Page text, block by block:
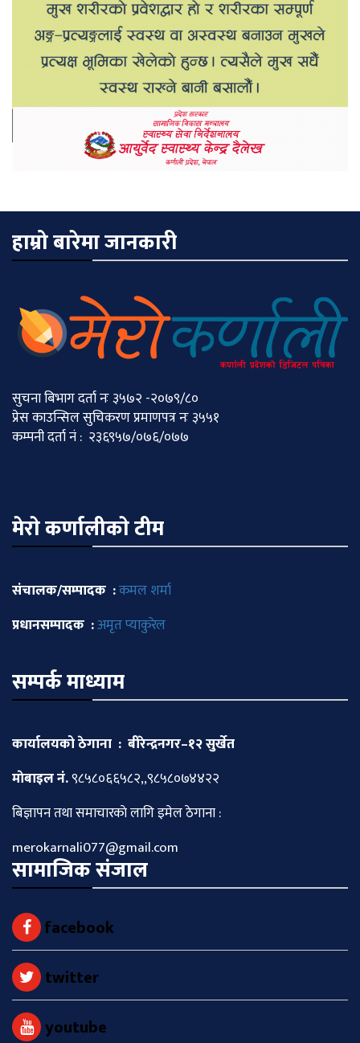
हाम्रो बारेमा जानकारी
सुचना बिभाग दर्ता नः ३५७२ -२०७९/८०
प्रेस काउन्सिल सुचिकरण प्रमाणपत्र नः ३५५१
कम्पनी दर्ता नं : २३६९५७/०७६/०७७
मेराे कर्णालीकाे टीम
संचालक/सम्पादक :कमल शर्मा
प्रधानसम्पादक :अमृत प्याकुरेल
सम्पर्क माध्याम
कार्यालयको ठेगाना : बीरेन्द्रनगर–१२ सुर्खेत
माेबाइल नं.९८५८०६६५८२,,९८५८०७४४२२
बिज्ञापन तथा समाचारकाे लागि इमेल ठेगाना :
merokarnali077@gmail.com
सामाजिक संजाल
facebook
twitter
youtube